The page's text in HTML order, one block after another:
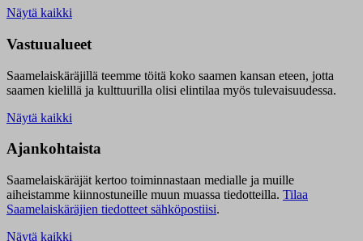
Näytä kaikki
Vastuualueet
Saamelaiskäräjillä teemme töitä koko saamen kansan eteen, jotta
saamen kielillä ja kulttuurilla olisi elintilaa myös tulevaisuudessa.
Näytä kaikki
Ajankohtaista
Saamelaiskäräjät kertoo toiminnastaan medialle ja muille
aiheistamme kiinnostuneille muun muassa tiedotteilla. Tilaa
Saamelaiskäräjien tiedotteet sähköpostiisi.
Näytä kaikki